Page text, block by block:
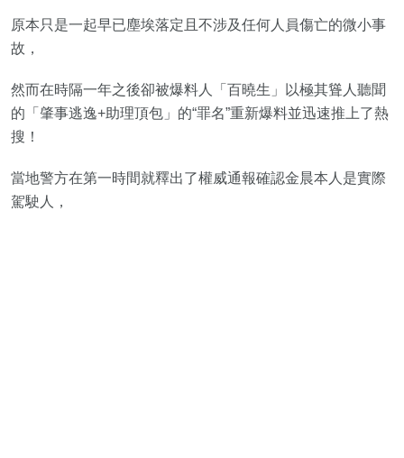
原本只是一起早已塵埃落定且不涉及任何人員傷亡的微小事
故，
然而在時隔一年之後卻被爆料人「百曉生」以極其聳人聽聞
的「肇事逃逸+助理頂包」的“罪名”重新爆料並迅速推上了熱
搜！
當地警方在第一時間就釋出了權威通報確認金晨本人是實際
駕駛人，